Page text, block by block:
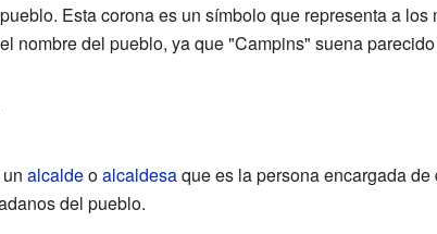
Esta corona es un símbolo que representa a
nombre del pueblo, ya que "Campins" suena
alcaldeoalcaldesaque es la persona encargada
del pueblo.